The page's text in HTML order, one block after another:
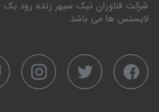
شرکت فناوران نیک سپهر زنده رود یک
لایسنس ها می باشد.